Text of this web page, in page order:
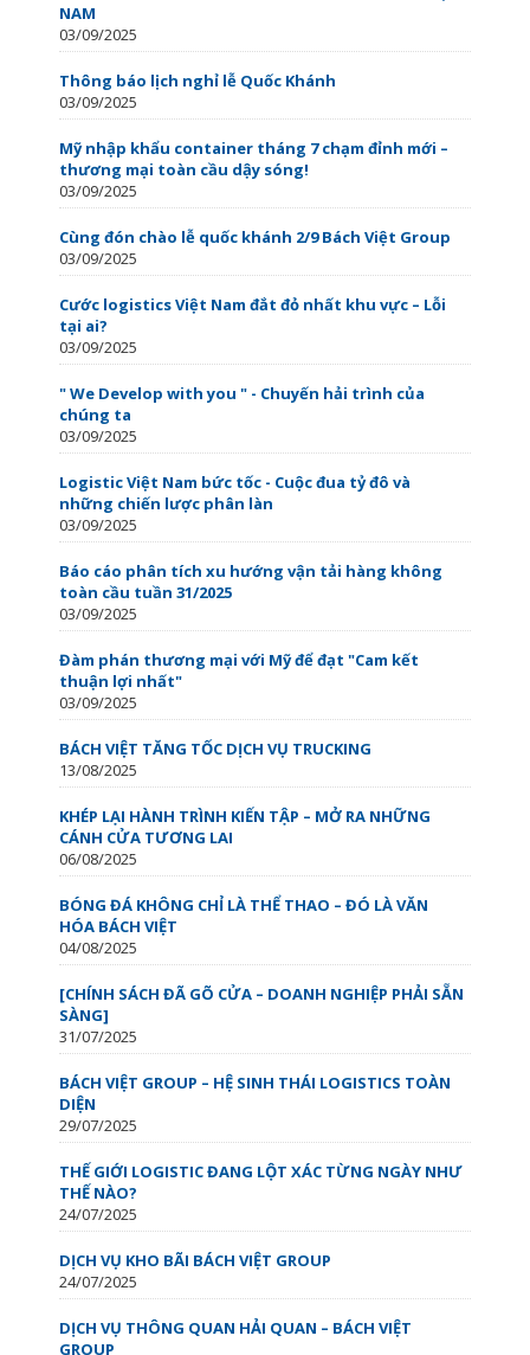
NAM
03/09/2025
Thông báo lịch nghỉ lễ Quốc Khánh
03/09/2025
Mỹ nhập khẩu container tháng 7 chạm đỉnh mới –
thương mại toàn cầu dậy sóng!
03/09/2025
Cùng đón chào lễ quốc khánh 2/9 Bách Việt Group
03/09/2025
Cước logistics Việt Nam đắt đỏ nhất khu vực – Lỗi
tại ai?
03/09/2025
" We Develop with you " - Chuyến hải trình của
chúng ta
03/09/2025
Logistic Việt Nam bức tốc - Cuộc đua tỷ đô và
những chiến lược phân làn
03/09/2025
Báo cáo phân tích xu hướng vận tải hàng không
toàn cầu tuần 31/2025
03/09/2025
Đàm phán thương mại với Mỹ để đạt "Cam kết
thuận lợi nhất"
03/09/2025
BÁCH VIỆT TĂNG TỐC DỊCH VỤ TRUCKING
13/08/2025
KHÉP LẠI HÀNH TRÌNH KIẾN TẬP – MỞ RA NHỮNG
CÁNH CỬA TƯƠNG LAI
06/08/2025
BÓNG ĐÁ KHÔNG CHỈ LÀ THỂ THAO – ĐÓ LÀ VĂN
HÓA BÁCH VIỆT
04/08/2025
[CHÍNH SÁCH ĐÃ GÕ CỬA – DOANH NGHIỆP PHẢI SẴN
SÀNG]
31/07/2025
BÁCH VIỆT GROUP – HỆ SINH THÁI LOGISTICS TOÀN
DIỆN
29/07/2025
THẾ GIỚI LOGISTIC ĐANG LỘT XÁC TỪNG NGÀY NHƯ
THẾ NÀO?
24/07/2025
DỊCH VỤ KHO BÃI BÁCH VIỆT GROUP
24/07/2025
DỊCH VỤ THÔNG QUAN HẢI QUAN – BÁCH VIỆT
GROUP